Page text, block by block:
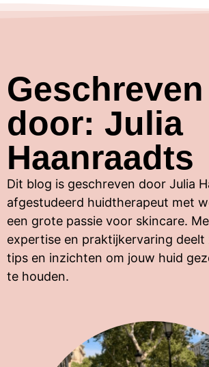
Geschreven
door: Julia
Haanraadts
Dit blog is geschreven door Julia
afgestudeerd huidtherapeut met
een grote passie voor skincare.
expertise en praktijkervaring deelt
tips en inzichten om jouw huid
te houden.